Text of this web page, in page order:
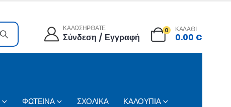
ΚΑΛΩΣΗΡΘΑΤΕ
Σύνδεση / Εγγραφή
0 ΚΑΛΑΘΙ
0.00 €
ΦΩΤΕΙΝΑ ΣΧΟΛΙΚΑ ΚΑΛΟΥΠΙΑ